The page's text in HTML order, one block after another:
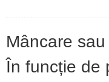
Mâncare
În funcție de